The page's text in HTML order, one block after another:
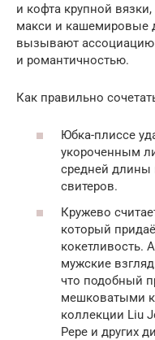
и кофта крупной
макси и кашемировые
вызывают
и романтичностью.
Как правильно
Юбка-плиссе
укороченным
средней длины
свитеров.
Кружево
который
кокетливость.
мужские
что подобный
мешковатыми
коллекции Liu
Pepe и других